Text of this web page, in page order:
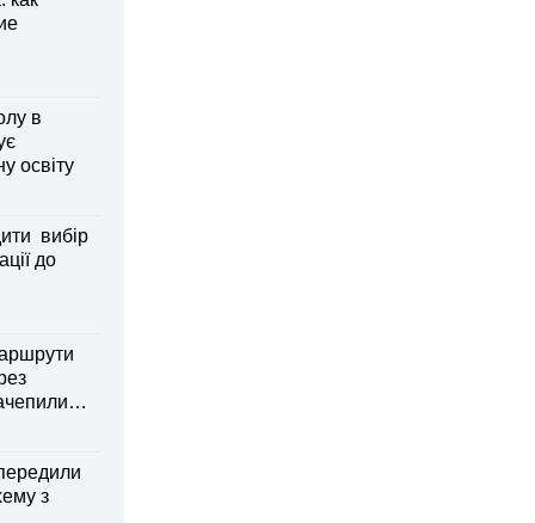
в
освіту
вибір
до
з